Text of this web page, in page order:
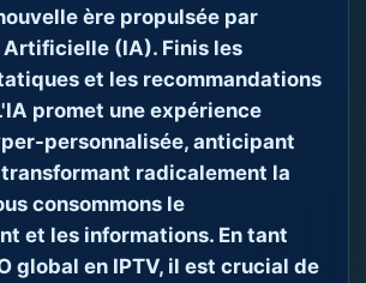
ère propulsée par
(IA). Finis les
et les recommandations
promet une expérience
personnalisée, anticipant
radicalement la
consommons le
et les informations. En tant
global en IPTV, il est crucial de